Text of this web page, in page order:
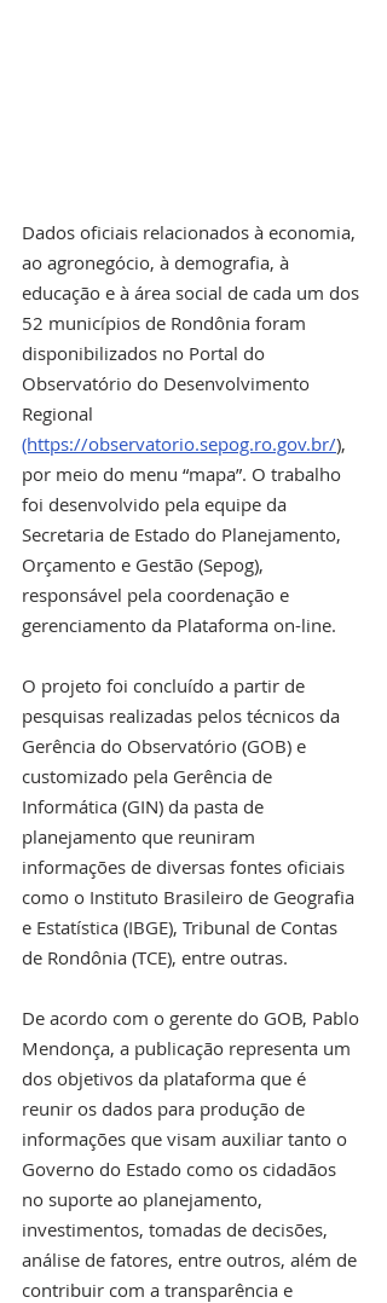
Dados oficiais relacionados à economia,
ao agronegócio, à demografia, à
educação e à área social de cada um dos
52 municípios de Rondônia foram
disponibilizados no Portal do
Observatório do Desenvolvimento
Regional
(https://observatorio.sepog.ro.gov.br/),
por meio do menu “mapa”. O trabalho
foi desenvolvido pela equipe da
Secretaria de Estado do Planejamento,
Orçamento e Gestão (Sepog),
responsável pela coordenação e
gerenciamento da Plataforma on-line.
O projeto foi concluído a partir de
pesquisas realizadas pelos técnicos da
Gerência do Observatório (GOB) e
customizado pela Gerência de
Informática (GIN) da pasta de
planejamento que reuniram
informações de diversas fontes oficiais
como o Instituto Brasileiro de Geografia
e Estatística (IBGE), Tribunal de Contas
de Rondônia (TCE), entre outras.
De acordo com o gerente do GOB, Pablo
Mendonça, a publicação representa um
dos objetivos da plataforma que é
reunir os dados para produção de
informações que visam auxiliar tanto o
Governo do Estado como os cidadãos
no suporte ao planejamento,
investimentos, tomadas de decisões,
análise de fatores, entre outros, além de
contribuir com a transparência e